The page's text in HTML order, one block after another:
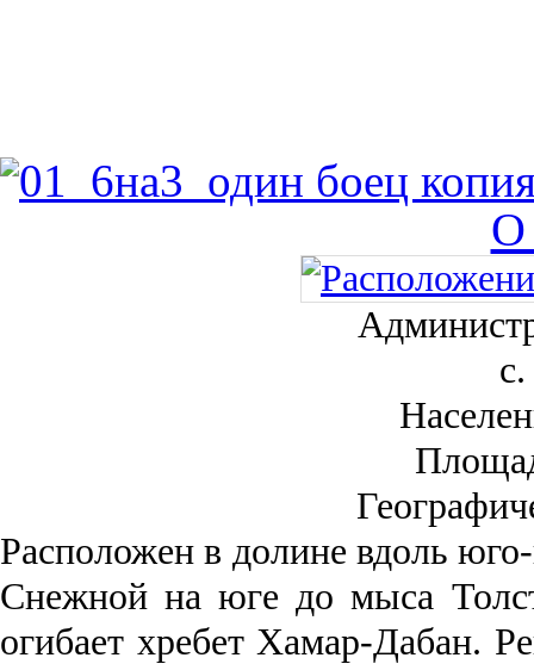
О
Рас­положен в долине вдоль
Снежной на юге до мыса
огибает хребет Хамар-Дабан.